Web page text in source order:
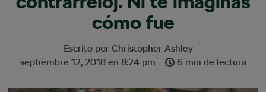
cómo fue
Escrito por Christopher Ashley
septiembre 12, 2018en 8:24 pm 6 min de lectura